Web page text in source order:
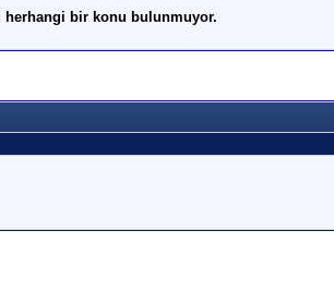
herhangi bir konu bulunmuyor.